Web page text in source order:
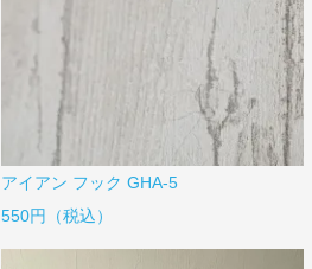
アイアン フック GHA-5
550円（税込）